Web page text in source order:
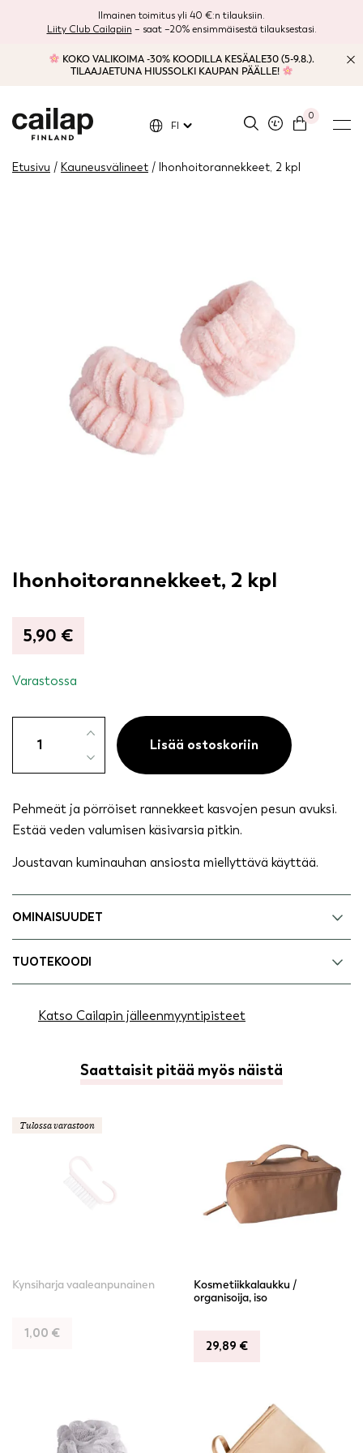
Ilmainen toimitus yli 40 €:n tilauksiin.
Liity Club Cailapiin – saat –20% ensimmäisestä tilauksestasi.
KOKO VALIKOIMA -30% KOODILLA KESÄALE30 (5-9.8.).
TILAAJAETUNA HIUSSOLKI KAUPAN PÄÄLLE!
0
FI
Etusivu / Kauneusvälineet / Ihonhoitorannekkeet, 2 kpl
Ihonhoitorannekkeet, 2 kpl
5,90 €
Varastossa
Ihonhoitorannekkeet,
Lisää ostoskoriin
Pehmeät ja pörröiset rannekkeet kasvojen pesun avuksi.
Estää veden valumisen käsivarsia pitkin.
Joustavan kuminauhan ansiosta miellyttävä käyttää.
OMINAISUUDET
TUOTEKOODI
Katso Cailapin jälleenmyyntipisteet
Saattaisit pitää myös näistä
Tulossa varastoon
Kynsiharja vaaleanpunainen
1,00 €
Kosmetiikkalaukku /
organisoija, iso
29,89 €